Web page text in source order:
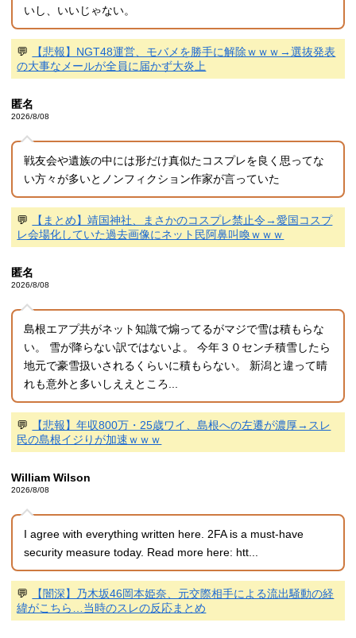
いし、いいじゃない。
💬
【悲報】NGT48運営、モバメを勝手に解除ｗｗｗ→選抜発表
の大事なメールが全員に届かず大炎上
匿名
2026/8/08
戦友会や遺族の中には形だけ真似たコスプレを良く思ってな
い方々が多いとノンフィクション作家が言っていた
💬
【まとめ】靖国神社、まさかのコスプレ禁止令→愛国コスプ
レ会場化していた過去画像にネット民阿鼻叫喚ｗｗｗ
匿名
2026/8/08
島根エアプ共がネット知識で煽ってるがマジで雪は積もらな
い。 雪が降らない訳ではないよ。 今年３０センチ積雪したら
地元で豪雪扱いされるくらいに積もらない。 新潟と違って晴
れも意外と多いしええところ...
💬
【悲報】年収800万・25歳ワイ、島根への左遷が濃厚→スレ
民の島根イジりが加速ｗｗｗ
William Wilson
2026/8/08
I agree with everything written here. 2FA is a must-have
security measure today. Read more here: htt...
💬
【闇深】乃木坂46岡本姫奈、元交際相手による流出騒動の経
緯がこちら…当時のスレの反応まとめ